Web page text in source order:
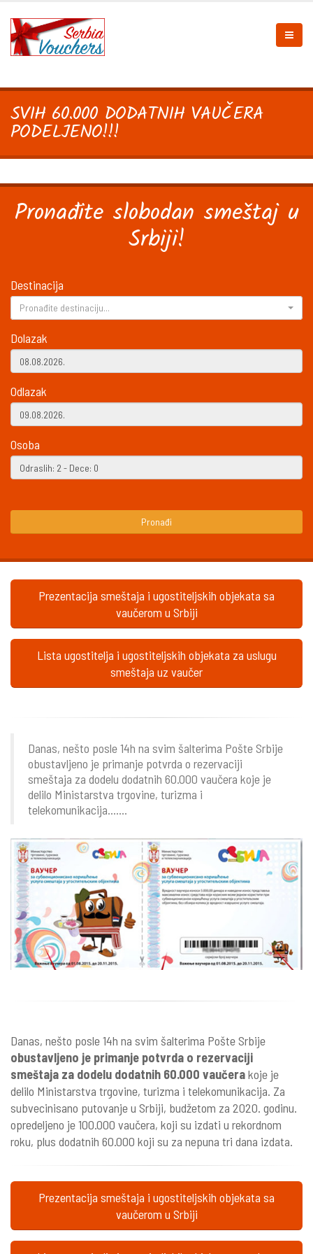
SVIH 60.000 DODATNIH VAUČERA
PODELJENO!!!
Pronađite slobodan smeštaj u
Srbiji!
Destinacija
Pronađite destinaciju...
Dolazak
Odlazak
Osoba
Pronađi
Prezentacija smeštaja i ugostiteljskih objekata sa
vaučerom u Srbiji
Lista ugostitelja i ugostiteljskih objekata za uslugu
smeštaja uz vaučer
Danas, nešto posle 14h na svim šalterima Pošte Srbije
obustavljeno je primanje potvrda o rezervaciji
smeštaja za dodelu dodatnih 60.000 vaučera koje je
delilo Ministarstva trgovine, turizma i
telekomunikacija.......
Danas, nešto posle 14h na svim šalterima Pošte Srbije
obustavljeno je primanje potvrda o rezervaciji
smeštaja za dodelu dodatnih 60.000 vaučerakoje je
delilo Ministarstva trgovine, turizma i telekomunikacija. Za
subvecinisano putovanje u Srbiji, budžetom za 2020. godinu.
opredeljeno je 100.000 vaučera, koji su izdati u rekordnom
roku, plus dodatnih 60.000 koji su za nepuna tri dana izdata.
Prezentacija smeštaja i ugostiteljskih objekata sa
vaučerom u Srbiji